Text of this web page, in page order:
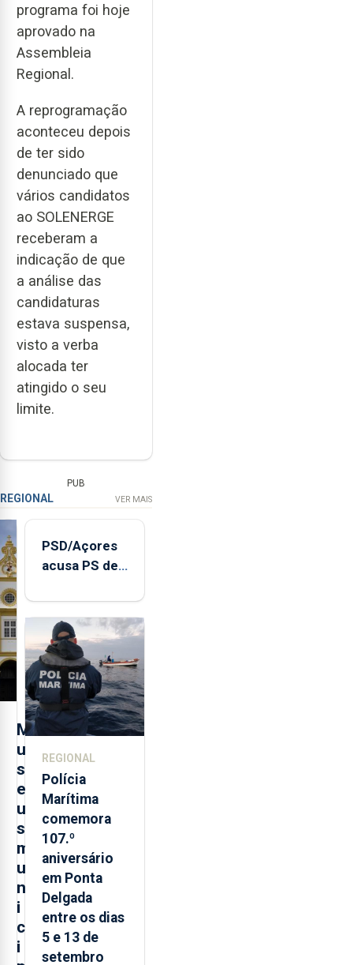
programa foi hoje
aprovado na
Assembleia
Regional.
A reprogramação
aconteceu depois
de ter sido
denunciado que
vários candidatos
ao SOLENERGE
receberam a
indicação de que
a análise das
candidaturas
estava suspensa,
visto a verba
alocada ter
atingido o seu
limite.
PUB
REGIONAL VER MAIS
M
u
s
e
u
s
m
u
n
i
c
i
PSD/Açores
acusa PS de
contraditória"
sobre
evolução
turística
REGIONAL
Polícia
Marítima
comemora
107.º
aniversário
em Ponta
Delgada
entre os dias
5 e 13 de
setembro